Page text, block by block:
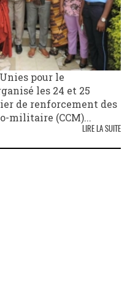
pour le
les 24 et 25
de renforcement des
militaire (CCM)...
LIRE LA SUITE